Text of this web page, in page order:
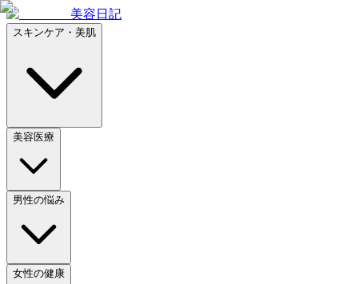
美容日記
スキンケア・美肌
美容医療
男性の悩み
女性の健康